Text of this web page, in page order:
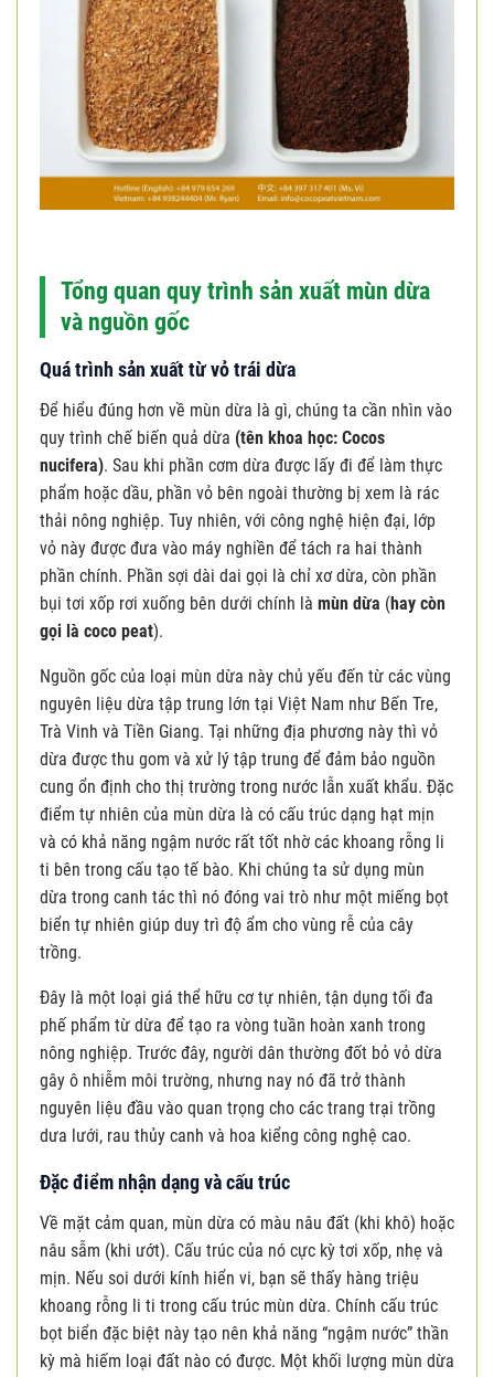
Tổng quan quy trình sản xuất mùn dừa
và nguồn gốc
Quá trình sản xuất từ vỏ trái dừa
Để hiểu đúng hơn về mùn dừa là gì, chúng ta cần nhìn vào
quy trình chế biến quả dừa (tên khoa học: Cocos
nucifera). Sau khi phần cơm dừa được lấy đi để làm thực
phẩm hoặc dầu, phần vỏ bên ngoài thường bị xem là rác
thải nông nghiệp. Tuy nhiên, với công nghệ hiện đại, lớp
vỏ này được đưa vào máy nghiền để tách ra hai thành
phần chính. Phần sợi dài dai gọi là chỉ xơ dừa, còn phần
bụi tơi xốp rơi xuống bên dưới chính là mùn dừa (hay còn
gọi là coco peat).
Nguồn gốc của loại mùn dừa này chủ yếu đến từ các vùng
nguyên liệu dừa tập trung lớn tại Việt Nam như Bến Tre,
Trà Vinh và Tiền Giang. Tại những địa phương này thì vỏ
dừa được thu gom và xử lý tập trung để đảm bảo nguồn
cung ổn định cho thị trường trong nước lẫn xuất khẩu. Đặc
điểm tự nhiên của mùn dừa là có cấu trúc dạng hạt mịn
và có khả năng ngậm nước rất tốt nhờ các khoang rỗng li
ti bên trong cấu tạo tế bào. Khi chúng ta sử dụng mùn
dừa trong canh tác thì nó đóng vai trò như một miếng bọt
biển tự nhiên giúp duy trì độ ẩm cho vùng rễ của cây
trồng.
Đây là một loại giá thể hữu cơ tự nhiên, tận dụng tối đa
phế phẩm từ dừa để tạo ra vòng tuần hoàn xanh trong
nông nghiệp. Trước đây, người dân thường đốt bỏ vỏ dừa
gây ô nhiễm môi trường, nhưng nay nó đã trở thành
nguyên liệu đầu vào quan trọng cho các trang trại trồng
dưa lưới, rau thủy canh và hoa kiểng công nghệ cao.
Đặc điểm nhận dạng và cấu trúc
Về mặt cảm quan, mùn dừa có màu nâu đất (khi khô) hoặc
nâu sẫm (khi ướt). Cấu trúc của nó cực kỳ tơi xốp, nhẹ và
mịn. Nếu soi dưới kính hiển vi, bạn sẽ thấy hàng triệu
khoang rỗng li ti trong cấu trúc mùn dừa. Chính cấu trúc
bọt biển đặc biệt này tạo nên khả năng “ngậm nước” thần
kỳ mà hiếm loại đất nào có được. Một khối lượng mùn dừa